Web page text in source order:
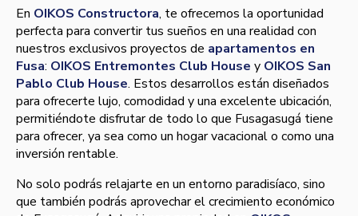
En OIKOS Constructora, te ofrecemos la oportunidad
perfecta para convertir tus sueños en una realidad con
nuestros exclusivos proyectos de apartamentos en
Fusa: OIKOS Entremontes Club House y OIKOS San
Pablo Club House. Estos desarrollos están diseñados
para ofrecerte lujo, comodidad y una excelente ubicación,
permitiéndote disfrutar de todo lo que Fusagasugá tiene
para ofrecer, ya sea como un hogar vacacional o como una
inversión rentable.
No solo podrás relajarte en un entorno paradisíaco, sino
que también podrás aprovechar el crecimiento económico